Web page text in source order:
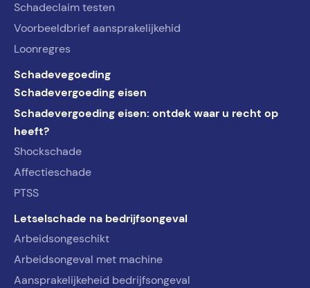
Schadeclaim testen
Voorbeeldbrief aansprakelijkehid
Loonregres
Schadevegoeding
Schadevergoeding eisen
Schadevergoeding eisen: ontdek waar u recht op
heeft?
Shockschade
Affectieschade
PTSS
Letselschade na bedrijfsongeval
Arbeidsongeschikt
Arbeidsongeval met machine
Aansprakelijkeheid bedrijfsongeval